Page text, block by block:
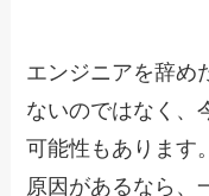
エンジニアを辞め
ないのではなく、
可能性もあります
原因があるなら、